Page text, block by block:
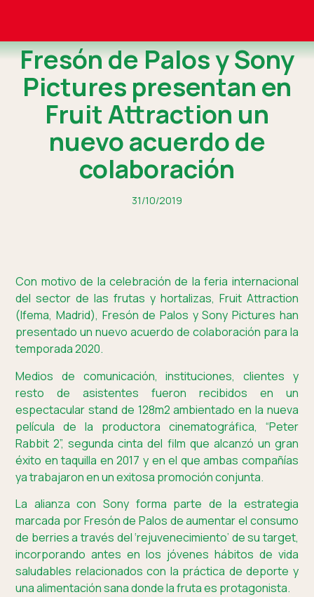
Fresón de Palos y Sony
Pictures presentan en
Fruit Attraction un
nuevo acuerdo de
colaboración
31/10/2019
Con motivo de la celebración de la feria internacional
del sector de las frutas y hortalizas, Fruit Attraction
(Ifema, Madrid), Fresón de Palos y Sony Pictures han
presentado un nuevo acuerdo de colaboración para la
temporada 2020.
Medios de comunicación, instituciones, clientes y
resto de asistentes fueron recibidos en un
espectacular stand de 128m2 ambientado en la nueva
película de la productora cinematográfica, “Peter
Rabbit 2”, segunda cinta del film que alcanzó un gran
éxito en taquilla en 2017 y en el que ambas compañías
ya trabajaron en un exitosa promoción conjunta.
La alianza con Sony forma parte de la estrategia
marcada por Fresón de Palos de aumentar el consumo
de berries a través del ‘rejuvenecimiento’ de su target,
incorporando antes en los jóvenes hábitos de vida
saludables relacionados con la práctica de deporte y
una alimentación sana donde la fruta es protagonista.